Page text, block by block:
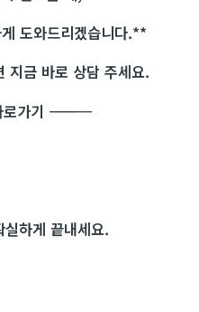
도와드리겠습니다.**
지금 바로 상담 주세요.
가기 ―――――――――――
하게 끝내세요.